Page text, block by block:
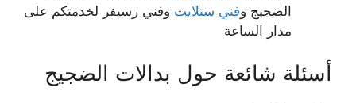
الضجيج وفني ستلايت وفني رسيفر لخدمتكم على
مدار الساعة
أسئلة شائعة حول بدالات الضجيج